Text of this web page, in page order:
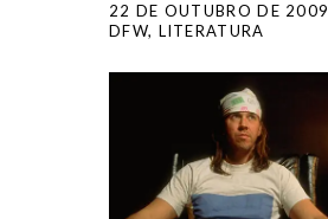
22 DE OUTUBRO DE 2009
DFW, LITERATURA